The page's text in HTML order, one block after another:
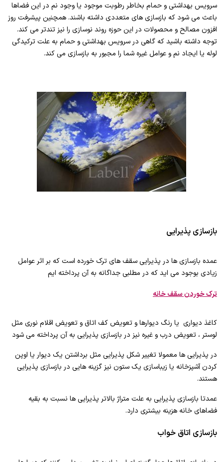
سرویس بهداشتی و حمام بخاطر رطوبت موجود یا وجود نم در این فضاها
باعث می شود که بازسازی های متعددی داشته باشند. همچنین پیشرفت روز
افزون مصالح و محصولات در این حوزه روند نوسازی را نیز تندتر می کند.
توجه داشته باشید که گاهی در سرویس بهداشتی و حمام به علت ترکیدگی
لوله یا ایجاد نم و عوامل غیره شما را مجبور به بازسازی می کند.
بازسازی پذیرایی
عمده بازسازی ها در پذیرایی سقف های ترک خورده است که بر اثر عوامل
زیادی بوجود می اید که در مطلبی جداگانه به آن پرداخته ایم
ترک خوردن سقف خانه
کاغذ دیواری یا رنگ دیوارها و تعویض کف اتاق و تعویض اقلام نوری مثل
لوستر ، تعویض درب و غیره نیز در بازسازی پذیرایی به آن پرداخته می شود
در پذیرایی ها معمولا تغییر شکل پذیرایی مثل برداشتن یک دیوار یا اوپن
کردن آشپزخانه یا زیباسازی یک ستون نیز گزینه هایی در بازسازی پذیرایی
هستند.
عمدتا بازسازی پذیرایی به علت متراژ بالاتر پذیرایی ها نسبت به بقیه
فضاهای خانه هزینه بیشتری دارد.
بازسازی اتاق خواب